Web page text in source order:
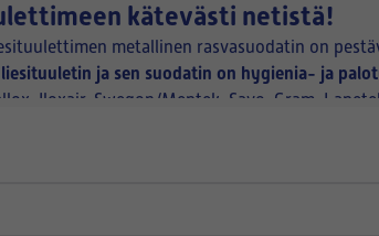
kätevästi netistä!
metallinen rasvasuodatin on
ja sen suodatin on hygienia- ja
Iloxair, Swegon/Meptek, Savo, Gram,